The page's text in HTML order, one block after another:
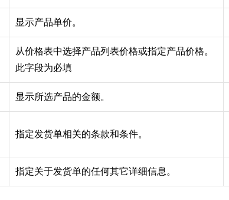
显示产品单价。
从价格表中选择产品列表价格或指定产品价格。
此字段为必填
显示所选产品的金额。
指定发货单相关的条款和条件。
指定关于发货单的任何其它详细信息。